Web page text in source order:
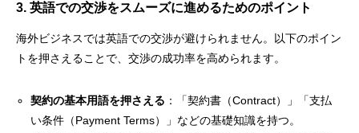
3. 英語での交渉をスムーズに進めるためのポイント
海外ビジネスでは英語での交渉が避けられません。以下のポイン
トを押さえることで、交渉の成功率を高められます。
契約の基本用語を押さえる ：「契約書（Contract）」「支払
い条件（Payment Terms）」などの基礎知識を持つ。